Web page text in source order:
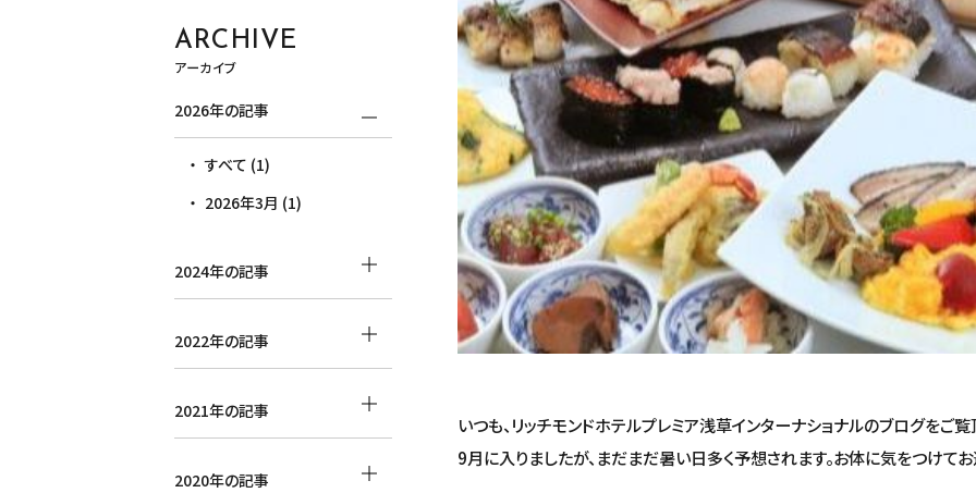
いつも、リッチモンドホテルプレミア浅草インターナショナルのブログをご
9月に入りましたが、まだまだ暑い日多く予想されます。お体に気をつけてお
ARCHIVE
アーカイブ
2026年の記事
すべて (1)
2026年3月 (1)
2024年の記事
2022年の記事
2021年の記事
2020年の記事